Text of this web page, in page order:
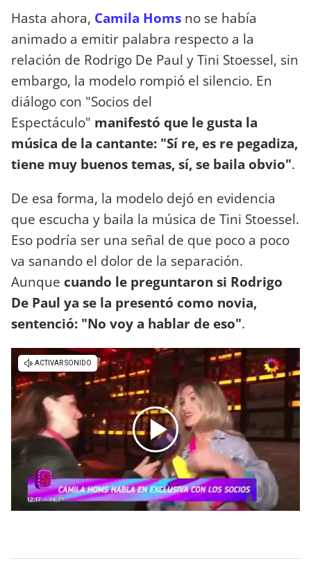
Hasta ahora, Camila Homs no se había
animado a emitir palabra respecto a la
relación de Rodrigo De Paul y Tini Stoessel, sin
embargo, la modelo rompió el silencio. En
diálogo con "Socios del
Espectáculo" manifestó que le gusta la
música de la cantante: "Sí re, es re pegadiza,
tiene muy buenos temas, sí, se baila obvio".
De esa forma, la modelo dejó en evidencia
que escucha y baila la música de Tini Stoessel.
Eso podría ser una señal de que poco a poco
va sanando el dolor de la separación.
Aunque cuando le preguntaron si Rodrigo
De Paul ya se la presentó como novia,
sentenció: "No voy a hablar de eso".